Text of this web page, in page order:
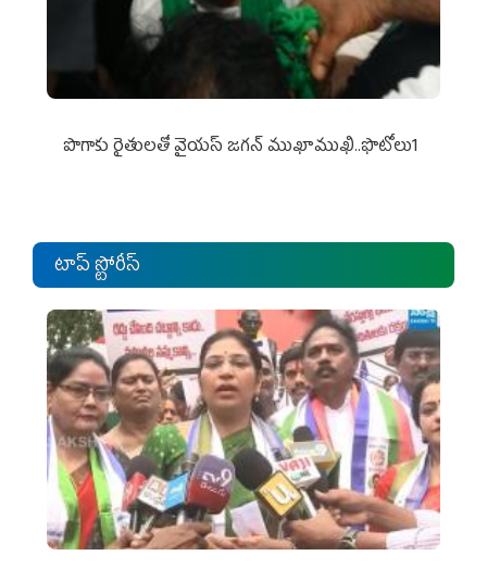
పొగాకు రైతుల‌తో వైయ‌స్ జ‌గ‌న్ ముఖాముఖి..ఫొటోలు1
టాప్ స్టోరీస్